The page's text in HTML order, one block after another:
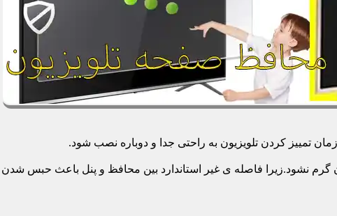
تمییز کردن تلویزیون به راحتی جدا و دوباره نصب شود.
گرم نشود.زیرا فاصله ی غیر استاندارد بین محافظ و پنل باعث حبس شدن